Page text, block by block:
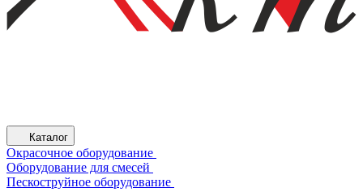
Каталог
Окрасочное оборудование
Оборудование для смесей
Пескоструйное оборудование